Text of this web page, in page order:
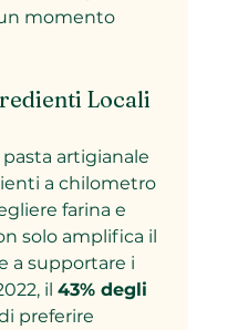
momento
Locali
artigianale
a chilometro
farina e
solo amplifica il
a supportare i
il 43% degli
preferire